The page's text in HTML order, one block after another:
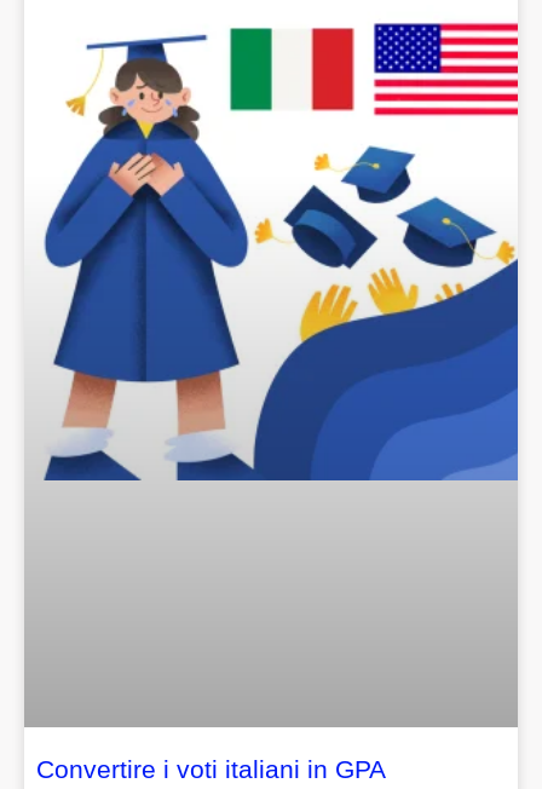
Convertire i voti italiani in GPA